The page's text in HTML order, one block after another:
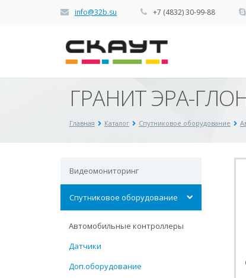
info@32b.su +7 (4832) 30-99-88
ГРАНИТ ЭРА-
Главная Каталог Спутниковое оборудование
Видеомониторинг
Спутниковое оборудование
Автомобильные контроллеры
Датчики
Доп.оборудование